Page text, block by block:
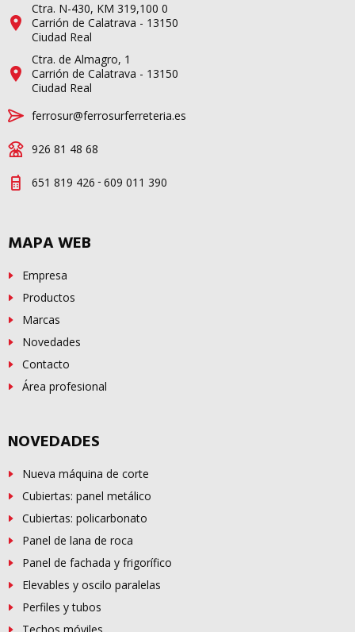
Ctra. N-430, KM 319,100 0
Carrión de Calatrava - 13150
Ciudad Real
Ctra. de Almagro, 1
Carrión de Calatrava - 13150
Ciudad Real
ferrosur@ferrosurferreteria.es
926 81 48 68
651 819 426 - 609 011 390
MAPA WEB
Empresa
Productos
Marcas
Novedades
Contacto
Área profesional
NOVEDADES
Nueva máquina de corte
Cubiertas: panel metálico
Cubiertas: policarbonato
Panel de lana de roca
Panel de fachada y frigorífico
Elevables y oscilo paralelas
Perfiles y tubos